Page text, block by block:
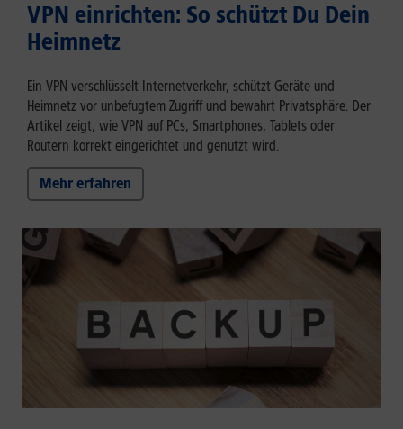
VPN einrichten: So schützt Du Dein
Heimnetz
Ein VPN verschlüsselt Internetverkehr, schützt Geräte und
Heimnetz vor unbefugtem Zugriff und bewahrt Privatsphäre. Der
Artikel zeigt, wie VPN auf PCs, Smartphones, Tablets oder
Routern korrekt eingerichtet und genutzt wird.
Mehr erfahren